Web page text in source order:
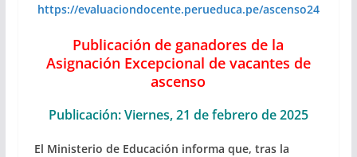
https://evaluaciondocente.perueduca.pe/ascenso24
Publicación de ganadores de la
Asignación Excepcional de vacantes de
ascenso
Publicación: Viernes, 21 de febrero de 2025
El Ministerio de Educación informa que, tras la